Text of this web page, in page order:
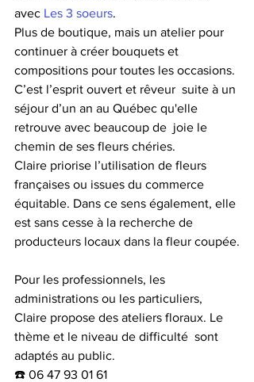
avec Les 3 soeurs.
Plus de boutique, mais un atelier pour
continuer à créer bouquets et
compositions pour toutes les occasions.
C’est l’esprit ouvert et rêveur  suite à un
séjour d’un an au Québec qu'elle
retrouve avec beaucoup de  joie le
chemin de ses fleurs chéries.
Claire priorise l’utilisation de fleurs
françaises ou issues du commerce
équitable. Dans ce sens également, elle
est sans cesse à la recherche de
producteurs locaux dans la fleur coupée.
Pour les professionnels, les
administrations ou les particuliers,
Claire propose des ateliers floraux. Le
thème et le niveau de difficulté  sont
adaptés au public.
☎️ 06 47 93 01 61